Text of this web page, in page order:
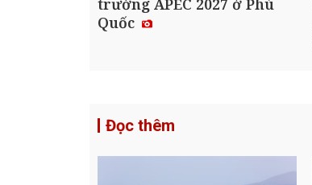
trường APEC 2027 ở Phú
Quốc
Đọc thêm